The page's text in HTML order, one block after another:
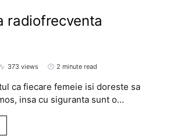
radiofrecventa
373 views 2 minute read
ca fiecare femeie isi doreste sa
insa cu siguranta sunt o…